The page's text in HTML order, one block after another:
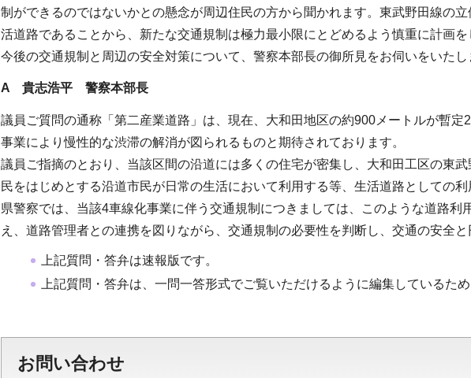
制ができるのではないかとの懸念が周辺住民の方から聞かれます。東武野田線の
活道路であることから、新たな交通規制は極力最小限にとどめるよう慎重に計画
今後の交通規制と周辺の安全対策について、警察本部長の御所見をお伺いをいたし
A 貴志浩平 警察本部長
議員ご質問の通称「第二産業道路」は、現在、大和田地区の約900メートルが暫
事業により慢性的な渋滞の解消が図られるものと期待されております。
議員ご指摘のとおり、当該区間の沿道には多くの住宅が密集し、大和田工区の東
民をはじめとする沿道市民が日常の生活において利用する等、生活道路としての
県警察では、当該4車線化事業に伴う交通規制につきましては、このような道路利
え、道路管理者との連携を図りながら、交通規制の必要性を判断し、交通の安全
上記質問・答弁は速報版です。
上記質問・答弁は、一問一答形式でご覧いただけるように編集しているた
お問い合わせ